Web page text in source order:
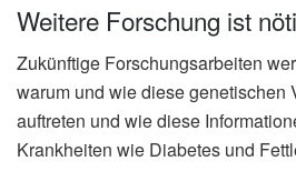
Weitere Forschung ist
Zukünftige Forschungsarbeiten
warum und wie diese genetischen
auftreten und wie diese
Krankheiten wie Diabetes und